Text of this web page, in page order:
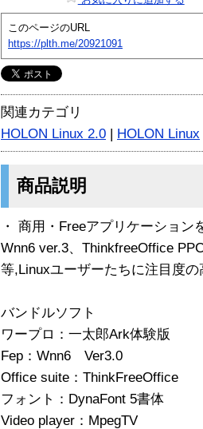
このページのURL
https://plth.me/20921091
関連カテゴリ
HOLON Linux 2.0 | HOLON Linux
商品説明
・ 商用・Freeアプリケーション
Wnn6 ver.3、ThinkfreeOffice
等,Linuxユーザーたちに注目度
バンドルソフト
ワープロ：一太郎Ark体験版
Fep：Wnn6 Ver3.0
Office suite：ThinkFreeOffice
フォント：DynaFont 5書体
Video player：MpegTV